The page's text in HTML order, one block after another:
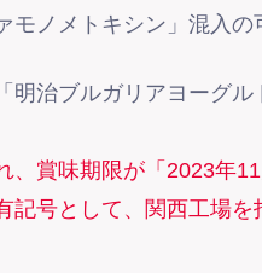
モノメトキシン」混入の
治ブルガリアヨーグ
、賞味期限が「2023年
記号として、関西工場